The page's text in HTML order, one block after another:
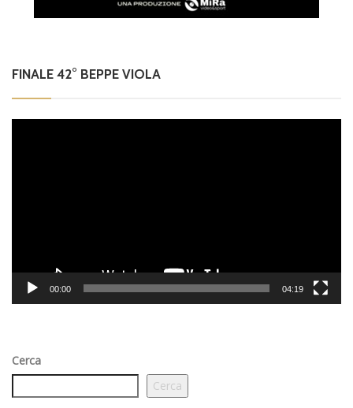
FINALE 42° BEPPE VIOLA
00:00 04:19
Cerca
Cerca